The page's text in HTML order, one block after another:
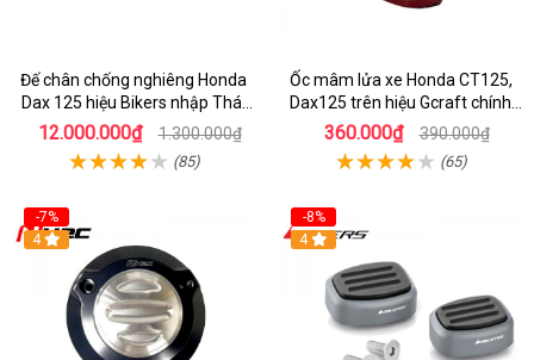
Đế chân chống nghiêng Honda
Dax 125 hiệu Bikers nhập Thái
chính hãng
12.000.000₫ 1.300.000₫
(85)
Ốc mâm lửa xe Honda CT125,
Dax125 trên hiệu Gcraft chính
hãng nhập Thái
360.000₫ 390.000₫
(65)
-7%
4
-8%
4